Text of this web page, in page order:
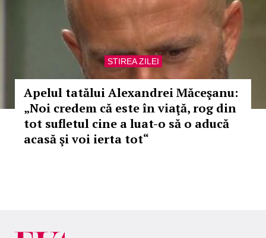
STIREA ZILEI
Apelul tatălui Alexandrei Măceşanu:
„Noi credem că este în viaţă, rog din
tot sufletul cine a luat-o să o aducă
acasă şi voi ierta tot“